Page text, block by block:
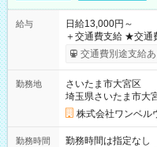
給与
日給13,000円～
＋交通費支給 ★交通費全額支給！ ┗案件により規定あり ★日払
いOK！（規定あり
ンビニATMから 日払い分
交通費別途支給あ
勤務地
さいたま市大宮区
埼玉県さいたま市大
株式会社ワンベル
勤務時間
勤務時間は指定なし